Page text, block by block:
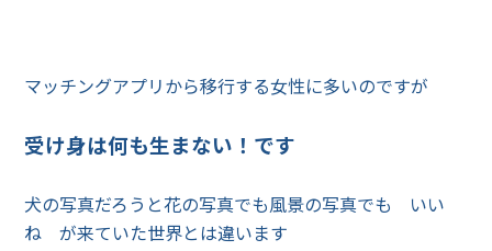
マッチングアプリから移行する女性に多いのですが
受け身は何も生まない！です
犬の写真だろうと花の写真でも風景の写真でも いい
ね が来ていた世界とは違います